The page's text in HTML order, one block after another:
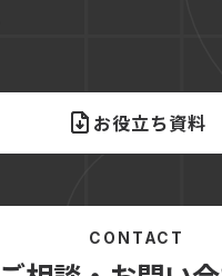
お役立ち資料
CONTACT